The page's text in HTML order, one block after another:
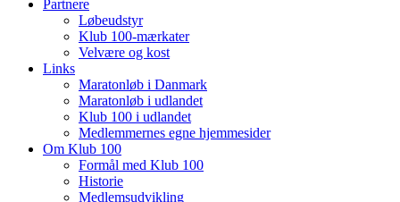
Partnere
Løbeudstyr
Klub 100-mærkater
Velvære og kost
Links
Maratonløb i Danmark
Maratonløb i udlandet
Klub 100 i udlandet
Medlemmernes egne hjemmesider
Om Klub 100
Formål med Klub 100
Historie
Medlemsudvikling